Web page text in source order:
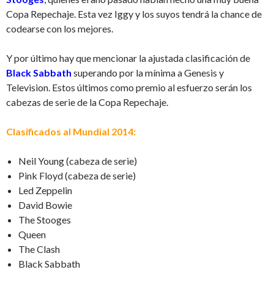
Copa Repechaje. Esta vez Iggy y los suyos tendrá la chance de
codearse con los mejores.
Y por último hay que mencionar la ajustada clasificación de
Black Sabbath superando por la mínima a Genesis y
Television. Estos últimos como premio al esfuerzo serán los
cabezas de serie de la Copa Repechaje.
Clasificados al Mundial 2014:
Neil Young (cabeza de serie)
Pink Floyd (cabeza de serie)
Led Zeppelin
David Bowie
The Stooges
Queen
The Clash
Black Sabbath